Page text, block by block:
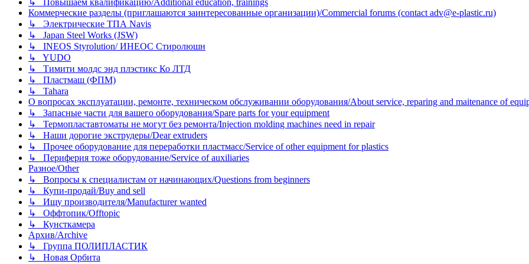
Коммерческие разделы (приглашаются заинтересованные организации)/Commercial forums (contact adv@e-plastic.ru)
↳ Электрические ТПА Navis
↳ Japan Steel Works (JSW)
↳ INEOS Styrolution/ ИНЕОС Стиролюшн
↳ YUDO
↳ Тимити молдс энд плэстикс Ко ЛТД
↳ Пластмаш (ФПМ)
↳ Tahara
О вопросах эксплуатации, ремонте, техническом обслуживании оборудования/About service, reparing and maitenance of
↳ Запасные части для вашего оборудования/Spare parts for your equipment
↳ Термопластавтоматы не могут без ремонта/Injection molding machines need in repair
↳ Наши дорогие экструдеры/Dear extruders
↳ Прочее оборудование для переработки пластмасс/Service of other equipment for plastics
↳ Периферия тоже оборудование/Service of auxiliaries
Разное/Other
↳ Вопросы к специалистам от начинающих/Questions from beginners
↳ Купи-продай/Buy and sell
↳ Ищу производителя/Manufacturer wanted
↳ Оффтопик/Offtopic
↳ Кунсткамера
Архив/Archive
↳ Группа ПОЛИПЛАСТИК
↳ Новая Орбита